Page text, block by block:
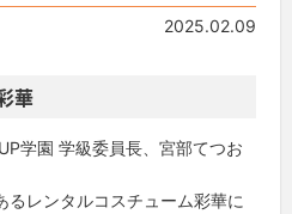
2025.02.09
華
学園 学級委員長、宮部てつお
ンタルコスチューム彩華に